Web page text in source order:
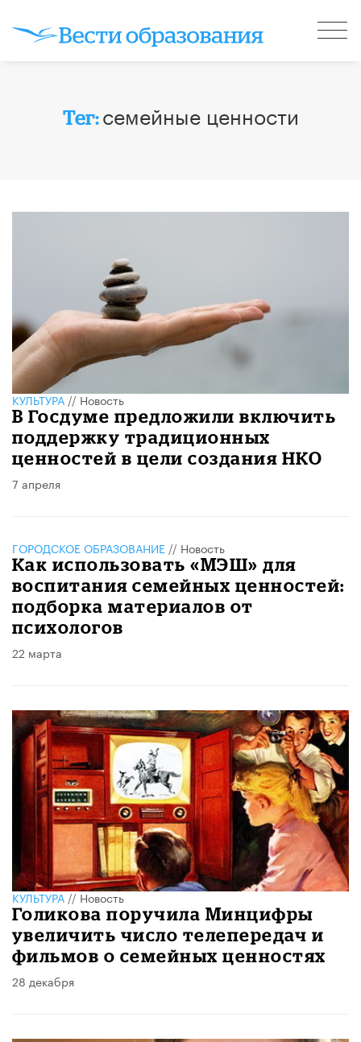
Тег:семейные ценности
КУЛЬТУРА//Новость
В Госдуме предложили включить
поддержку традиционных
ценностей в цели создания НКО
7 апреля
ГОРОДСКОЕ ОБРАЗОВАНИЕ // Новость
Как использовать «МЭШ» для
воспитания семейных ценностей:
подборка материалов от
психологов
22 марта
КУЛЬТУРА//Новость
Голикова поручила Минцифры
увеличить число телепередач и
фильмов о семейных ценностях
28 декабря